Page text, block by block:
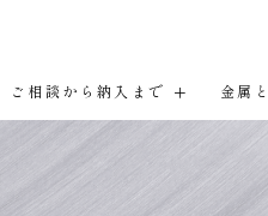
ご相談から納入まで 金属
る三和タジマ